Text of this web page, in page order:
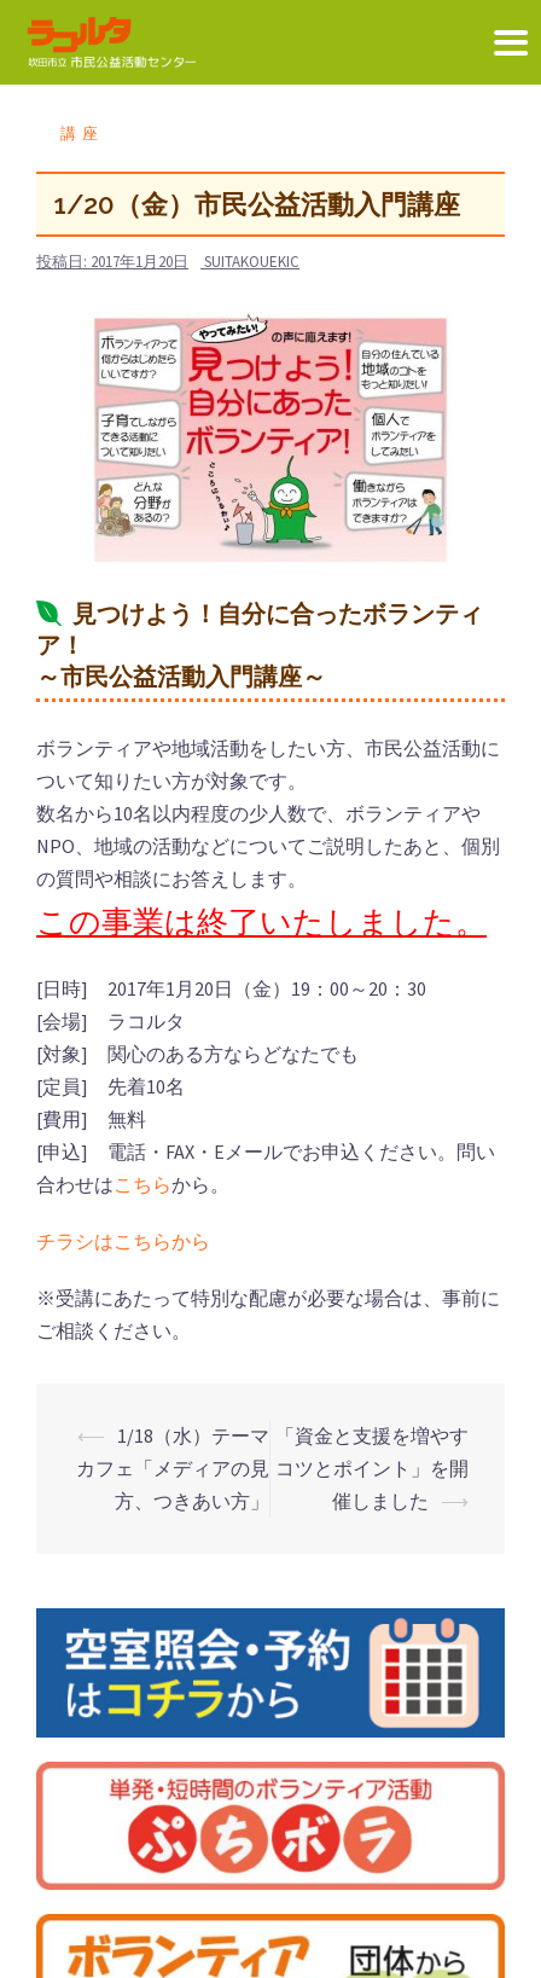
講座
1/20（金）市民公益活動入門講座
投稿日: 2017年1月20日 SUITAKOUEKIC
見つけよう！自分に合ったボランティ
ア！
～市民公益活動入門講座～
ボランティアや地域活動をしたい方、市民公益活動に
ついて知りたい方が対象です。
数名から10名以内程度の少人数で、ボランティアや
NPO、地域の活動などについてご説明したあと、個別
の質問や相談にお答えします。
この事業は終了いたしました。
[日時] 2017年1月20日（金）19：00～20：30
[会場] ラコルタ
[対象] 関心のある方ならどなたでも
[定員] 先着10名
[費用] 無料
[申込] 電話・FAX・Eメールでお申込ください。問い
合わせはこちらから。
チラシはこちらから
※受講にあたって特別な配慮が必要な場合は、事前に
ご相談ください。
投
ゲ
ー
シ
ョ
ン
⟵ 1/18（水）テーマ
カフェ「メディアの見
方、つきあい方」
「資金と支援を増やす
コツとポイント」を開
催しました
⟶